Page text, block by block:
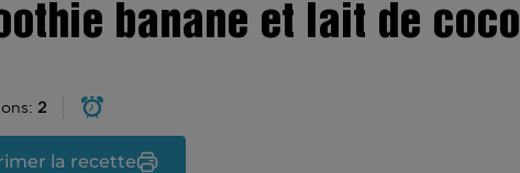
banane et lait de coco
2
la recette